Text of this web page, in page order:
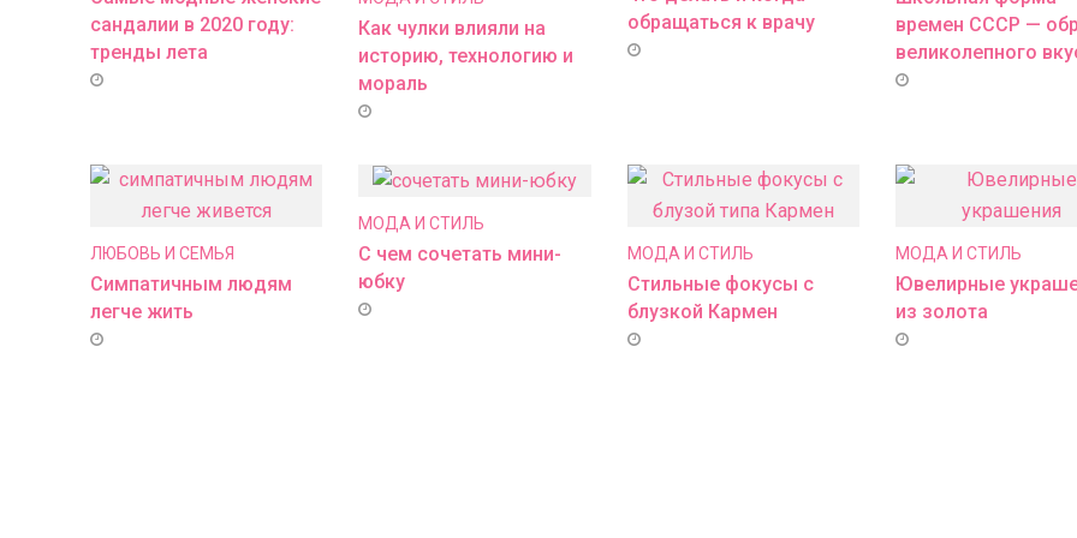
сандалии в 2020 году:
тренды лета
Как чулки влияли на
историю, технологию и
мораль
обращаться к врачу
времен СССР —
великолепного
ЛЮБОВЬ И СЕМЬЯ
Симпатичным людям
легче жить
МОДА И СТИЛЬ
С чем сочетать мини-
юбку
МОДА И СТИЛЬ
Стильные фокусы с
блузкой Кармен
МОДА И СТИЛЬ
Ювелирные
из золота